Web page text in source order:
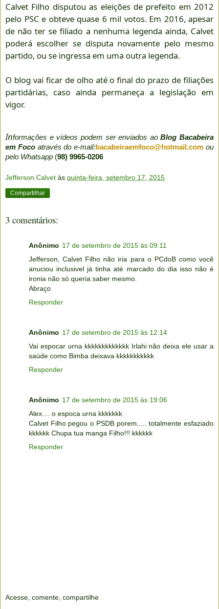
Calvet Filho disputou as eleições de prefeito em 2012
pelo PSC e obteve quase 6 mil votos. Em 2016, apesar
de não ter se filiado a nenhuma legenda ainda, Calvet
poderá escolher se disputa novamente pelo mesmo
partido, ou se ingressa em uma outra legenda.
O blog vai ficar de olho até o final do prazo de filiações
partidárias, caso ainda permaneça a legislação em
vigor.
Informações e vídeos podem ser enviados aoBlog Bacabeira
em Focoatravés do e-mail:bacabeiraemfoco@hotmail.com ou
pelo Whatsapp (98) 9965-0206
Jefferson Calvet às quinta-feira, setembro 17, 2015
Compartilhar
3 comentários:
Anônimo 17 de setembro de 2015 às 09:11
Jefferson, Calvet Filho não iria para o PCdoB como você
anuciou inclusivel já tinha até marcado do dia isso não é
ironia não só queria saber mesmo.
Abraço
Responder
Anônimo 17 de setembro de 2015 às 12:14
Vai espocar urna kkkkkkkkkkkkk Irlahi não deixa ele usar a
saúde como Bimba deixava kkkkkkkkkkk
Responder
Anônimo 17 de setembro de 2015 às 19:06
Alex.... o espoca urna kkkkkkk
Calvet Filho pegou o PSDB porem..... totalmente esfaziado
kkkkkk Chupa tua manga Filho!!! kkkkkk
Responder
Acesse, comente, compartilhe